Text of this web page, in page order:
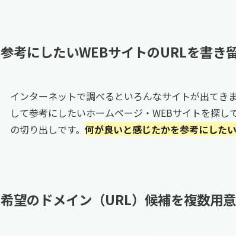
参考にしたいWEBサイトのURLを書き
インターネットで調べるといろんなサイトが出てき
して参考にしたいホームページ・WEBサイトを探
の切り出しです。 何が良いと感じたかを参考にした
希望のドメイン（URL）候補を複数用意